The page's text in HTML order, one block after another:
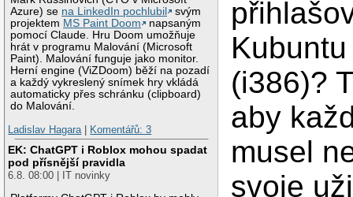
Azure) se na LinkedIn pochlubil
svým
projektem MS Paint Doom
napsaným
pomocí Claude. Hru Doom umožňuje
hrát v programu Malování (Microsoft
Paint). Malování funguje jako monitor.
Herní engine (ViZDoom) běží na pozadí
a každý vykreslený snímek hry vkládá
automaticky přes schránku (clipboard)
do Malování.
Ladislav Hagara
Komentářů: 3
EK: ChatGPT i Roblox mohou spadat
pod přísnější pravidla
6.8. 08:00 | IT novinky
(i386)?
aby
musel
svoje